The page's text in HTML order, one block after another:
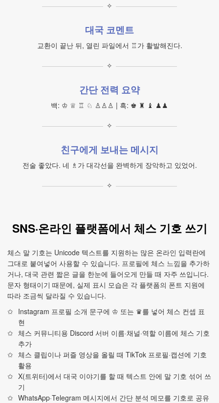
✧
대국 코멘트
교환이 끝난 뒤, 열린 파일에서 ♖가 활발해진다.
✧
간단 전력 요약
백: ♔ ♕ ♖ ♘ ♙♙♙ | 흑: ♚ ♜ ♝ ♟♟
✧
친구에게 보내는 메시지
전술 좋았다. 네 ♗가 대각선을 완벽하게 장악하고 있었어.
✧
SNS·온라인 플랫폼에서 체스 기호 쓰기
체스 말 기호는 Unicode 텍스트를 지원하는 많은 온라인 입력란에
그대로 붙여넣어 사용할 수 있습니다. 프로필에 체스 느낌을 추가하
거나, 대국 관련 짧은 글을 한눈에 들어오게 만들 때 자주 쓰입니다.
문자 형태이기 때문에, 실제 표시 모습은 각 플랫폼의 폰트 지원에
따라 조금씩 달라질 수 있습니다.
Instagram 프로필 소개 문구에 ♔ 또는 ♛를 넣어 체스 컨셉 표
현
체스 커뮤니티용 Discord 서버 이름·채널·역할 이름에 체스 기호
추가
체스 클립이나 퍼즐 영상을 올릴 때 TikTok 프로필·캡션에 기호
활용
X(트위터)에서 대국 이야기를 할 때 텍스트 안에 말 기호 섞어 쓰
기
WhatsApp·Telegram 메시지에서 간단 분석 메모를 기호로 공유